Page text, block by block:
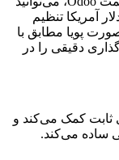
آمریکا تنظیم
پویا مطابق با
دقیقی را در
ثابت کمک می‌کند و
ساده می‌کند.